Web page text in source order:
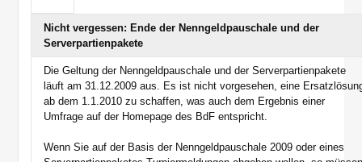
Nicht vergessen: Ende der Nenngeldpauschale und der
Serverpartienpakete
Die Geltung der Nenngeldpauschale und der Serverpartienpakete
läuft am 31.12.2009 aus. Es ist nicht vorgesehen, eine
ab dem 1.1.2010 zu schaffen, was auch dem Ergebnis einer
Umfrage auf der Homepage des BdF entspricht.
Wenn Sie auf der Basis der Nenngeldpauschale 2009 oder eines